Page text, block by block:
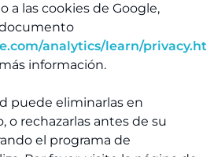
a las cookies de Google,
analytics/learn/
información.
puede eliminarlas en
rechazarlas antes de su
el programa de